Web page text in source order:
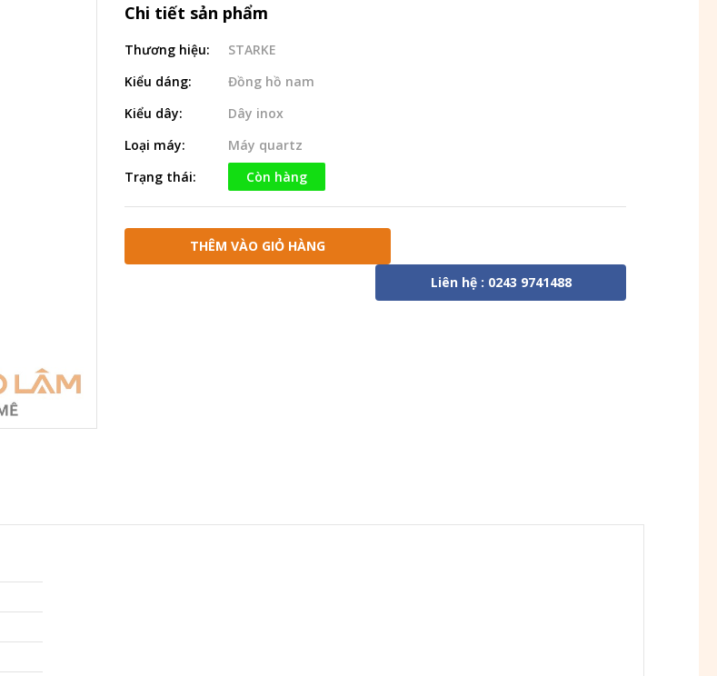
Chi tiết sản phẩm
Thương hiệu:
STARKE
Kiểu dáng:
Đồng hồ nam
Kiểu dây:
Dây inox
Loại máy:
Máy quartz
Trạng thái:
Còn hàng
THÊM VÀO GIỎ HÀNG
Liên hệ : 0243 9741488